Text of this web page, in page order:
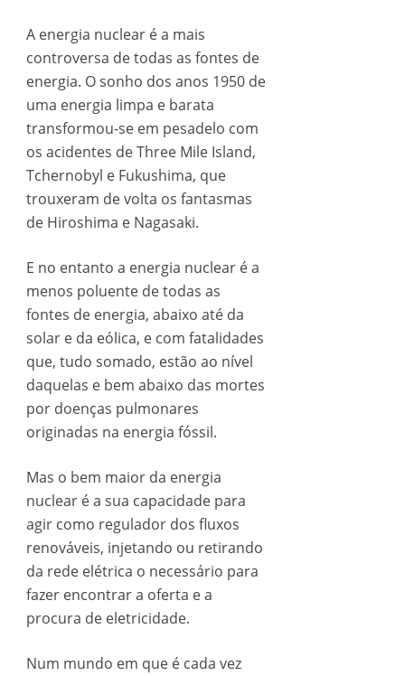
A energia nuclear é a mais
controversa de todas as fontes de
energia. O sonho dos anos 1950 de
uma energia limpa e barata
transformou-se em pesadelo com
os acidentes de Three Mile Island,
Tchernobyl e Fukushima, que
trouxeram de volta os fantasmas
de Hiroshima e Nagasaki.
E no entanto a energia nuclear é a
menos poluente de todas as
fontes de energia, abaixo até da
solar e da eólica, e com fatalidades
que, tudo somado, estão ao nível
daquelas e bem abaixo das mortes
por doenças pulmonares
originadas na energia fóssil.
Mas o bem maior da energia
nuclear é a sua capacidade para
agir como regulador dos fluxos
renováveis, injetando ou retirando
da rede elétrica o necessário para
fazer encontrar a oferta e a
procura de eletricidade.
Num mundo em que é cada vez